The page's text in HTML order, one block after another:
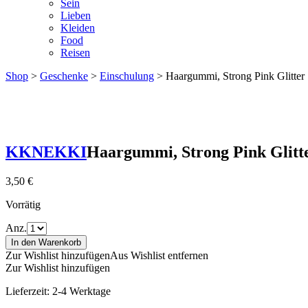
Sein
Lieben
Kleiden
Food
Reisen
Shop > Geschenke > Einschulung > Haargummi, Strong Pink Glitter
KKNEKKIHaargummi, Strong Pink
3,50 €
Vorrätig
Anz.
In den Warenkorb
Zur Wishlist hinzufügenAus Wishlist entfernen
Zur Wishlist hinzufügen
Lieferzeit: 2-4 Werktage